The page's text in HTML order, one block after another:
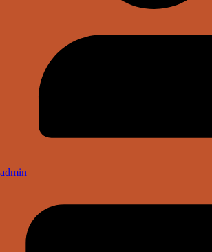
admin